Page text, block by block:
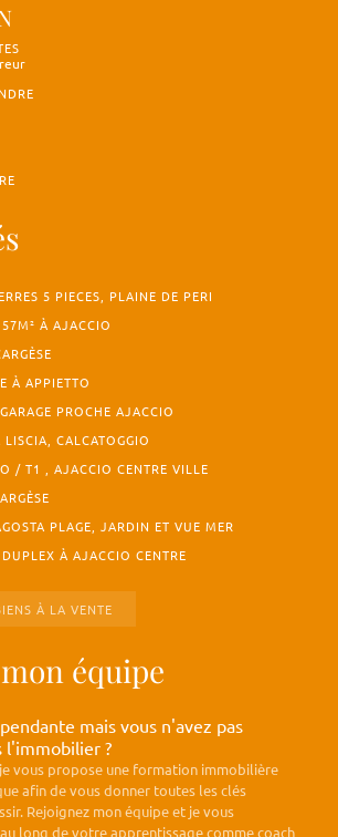
5 PIECES, PLAINE DE PERI
À AJACCIO
À APPIETTO
PROCHE AJACCIO
CALCATOGGIO
/ T1 , AJACCIO CENTRE VILLE
PLAGE, JARDIN ET VUE MER
À AJACCIO CENTRE
À LA VENTE
équipe
mais vous n'avez pas
l'immobilier ?
vous propose une formation immobilière
afin de vous donner toutes les clés
Rejoignez mon équipe et je vous
long de votre apprentissage comme coach